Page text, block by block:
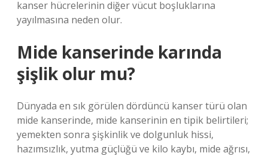
kanser hücrelerinin diğer vücut boşluklarına
yayılmasına neden olur.
Mide kanserinde karında
şişlik olur mu?
Dünyada en sık görülen dördüncü kanser türü olan
mide kanserinde, mide kanserinin en tipik belirtileri;
yemekten sonra şişkinlik ve dolgunluk hissi,
hazımsızlık, yutma güçlüğü ve kilo kaybı, mide ağrısı,